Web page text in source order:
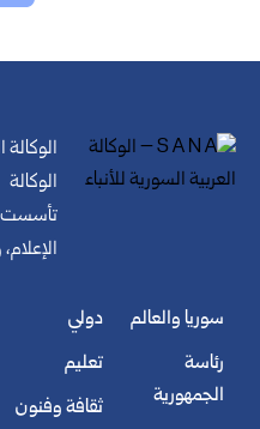
الوكالة
سوريا والعالم
رئاسة
الجمهورية
دولي
تعليم
ثقافة وفنون